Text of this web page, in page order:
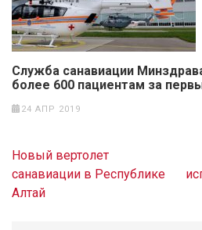
Служба санавиации
более 600 пациентам за
24 АПР 2019
Навигация
по
записям
Новый вертолет
санавиации в Республике
Алтай